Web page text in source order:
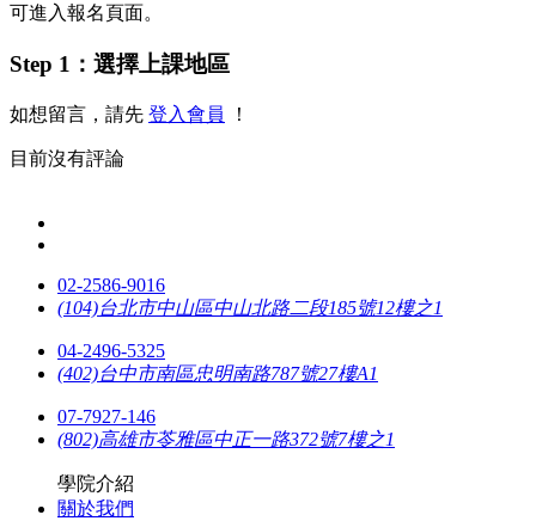
可進入報名頁面。
Step 1：選擇上課地區
如想留言，請先 登入會員 ！
目前沒有評論
02-2586-9016
(104)台北市中山區中山北路二段185號12樓之1
04-2496-5325
(402)台中市南區忠明南路787號27樓A1
07-7927-146
(802)高雄市苓雅區中正一路372號7樓之1
學院介紹
關於我們